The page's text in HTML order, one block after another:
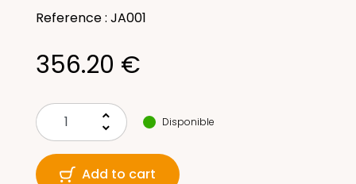
Reference : JA001
356.20 €
keyboard_arrow_up
keyboard_arrow_down
Disponible
Add to cart